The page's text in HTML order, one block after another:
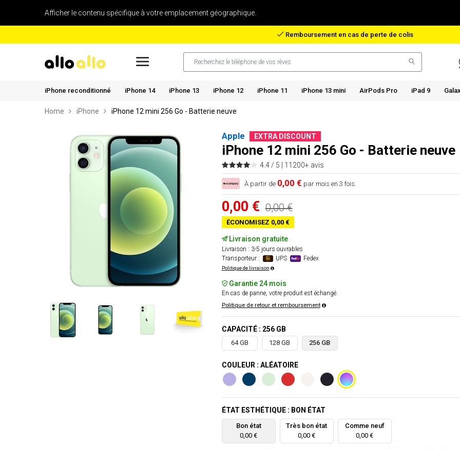
Afficher le contenu spécifique à votre emplacement géographique.
Remboursement en cas de perte de colis
iPhone reconditionné iPhone 14 iPhone 13 iPhone 12 iPhone 11 iPhone 13 mini AirPods Pro iPad 9
Home iPhone iPhone 12 mini 256 Go - Batterie neuve
Apple EXTRA DISCOUNT
iPhone 12 mini 256 Go - Batterie neuve
4.4 / 5 | 11200+ avis
À partir de 0,00 € par mois en 3 fois.
0,00 € 0,00 €
ÉCONOMISEZ 0,00 €
Livraison gratuite
Livraison : 3-5 jours ouvrables
Transporteur :
UPS Fedex
Politique de livraison
Garantie 24 mois
En cas de panne, votre produit est échangé.
Politique de retour et remboursement
CAPACITÉ : 256 GB
64 GB 128 GB 256 GB
COULEUR : ALÉATOIRE
ÉTAT ESTHÉTIQUE : BON ÉTAT
Bon état
0,00 €
Très bon état
0,00 €
Comme neuf
0,00 €